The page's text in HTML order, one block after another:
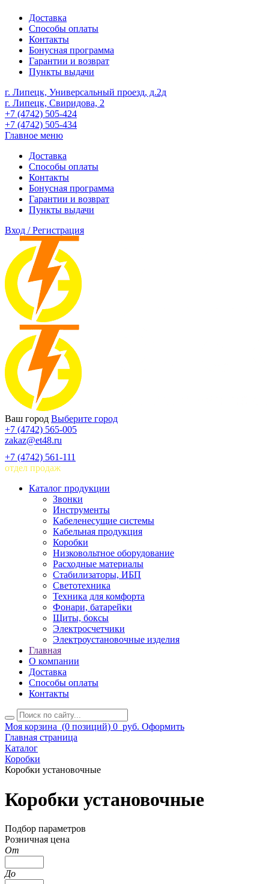
Доставка
Способы оплаты
Контакты
Бонусная программа
Гарантии и возврат
Пункты выдачи
г. Липецк, Универсальный проезд, д.2д
г. Липецк, Свиридова, 2
+7 (4742) 505-424
+7 (4742) 505-434
Главное меню
Доставка
Способы оплаты
Контакты
Бонусная программа
Гарантии и возврат
Пункты выдачи
Вход / Регистрация
Ваш город Выберите город
+7 (4742) 565-005
zakaz@et48.ru
+7 (4742) 561-111
отдел продаж
Каталог продукции
Звонки
Инструменты
Кабеленесущие системы
Кабельная продукция
Коробки
Низковольтное оборудование
Расходные материалы
Стабилизаторы, ИБП
Светотехника
Техника для комфорта
Фонари, батарейки
Щиты, боксы
Электросчетчики
Электроустановочные изделия
Главная
О компании
Доставка
Способы оплаты
Контакты
Моя корзина (0 позиций) 0 руб. Оформить
Главная страница
Каталог
Коробки
Коробки установочные
Коробки установочные
Подбор параметров
Розничная цена
От
До